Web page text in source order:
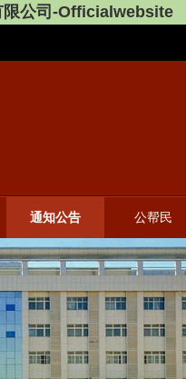
限公司-Officialwebsite
通知公告 公帮民